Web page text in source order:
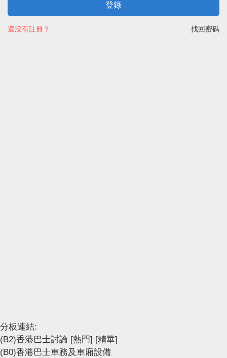
登錄
找回密碼
還沒有註冊？
分板連結:
(B2)香港巴士討論 [熱門] [精華]
(B0)香港巴士車務及車廂設備